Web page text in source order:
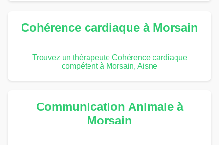
Cohérence cardiaque à Morsain
Trouvez un thérapeute Cohérence cardiaque
compétent à Morsain, Aisne
Communication Animale à
Morsain